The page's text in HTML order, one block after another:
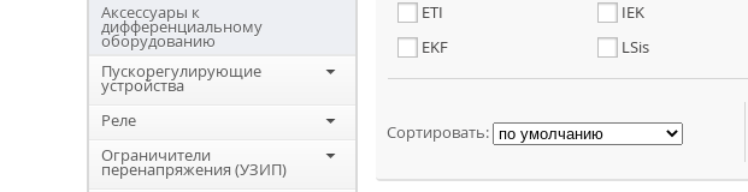
Аксессуары к
дифференциальному
оборудованию
Пускорегулирующие
устройства
Реле
Ограничители
перенапряжения (УЗИП)
ETI
IEK
EKF
LSis
Сортировать: